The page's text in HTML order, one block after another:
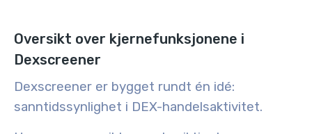
Oversikt over kjernefunksjonene i
Dexscreener
Dexscreener er bygget rundt én idé:
sanntidssynlighet i DEX-handelsaktivitet.